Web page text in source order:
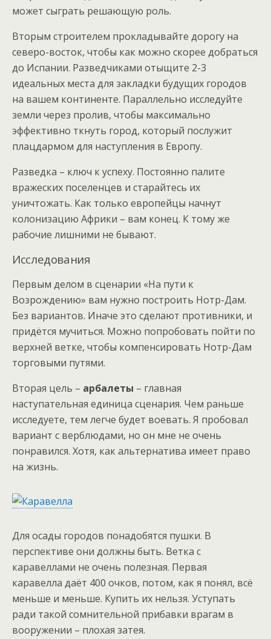
может сыграть решающую роль.
Вторым строителем прокладывайте дорогу на
северо-восток, чтобы как можно скорее добраться
до Испании. Разведчиками отыщите 2-3
идеальных места для закладки будущих городов
на вашем континенте. Параллельно исследуйте
земли через пролив, чтобы максимально
эффективно ткнуть город, который послужит
плацдармом для наступления в Европу.
Разведка – ключ к успеху. Постоянно палите
вражеских поселенцев и старайтесь их
уничтожать. Как только европейцы начнут
колонизацию Африки – вам конец. К тому же
рабочие лишними не бывают.
Исследования
Первым делом в сценарии «На пути к
Возрождению» вам нужно построить Нотр-Дам.
Без вариантов. Иначе это сделают противники, и
придётся мучиться. Можно попробовать пойти по
верхней ветке, чтобы компенсировать Нотр-Дам
торговыми путями.
Вторая цель – арбалеты – главная
наступательная единица сценария. Чем раньше
исследуете, тем легче будет воевать. Я пробовал
вариант с верблюдами, но он мне не очень
понравился. Хотя, как альтернатива имеет право
на жизнь.
Для осады городов понадобятся пушки. В
перспективе они должны быть. Ветка с
каравеллами не очень полезная. Первая
каравелла даёт 400 очков, потом, как я понял, всё
меньше и меньше. Купить их нельзя. Уступать
ради такой сомнительной прибавки врагам в
вооружении – плохая затея.